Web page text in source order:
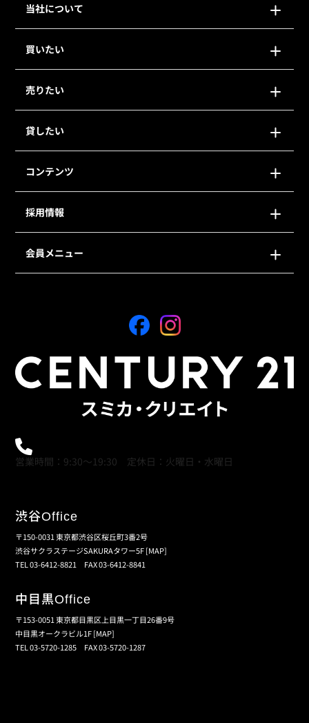
当社について
買いたい
売りたい
貸したい
コンテンツ
採用情報
会員メニュー
営業時間：9:30～19:30 定休日：火曜日・水曜日
渋谷Office
〒150-0031 東京都渋谷区桜丘町3番2号
渋谷サクラステージSAKURAタワー5F[MAP]
TEL 03-6412-8821 FAX 03-6412-8841
中目黒Office
〒153-0051 東京都目黒区上目黒一丁目26番9号
中目黒オークラビル1F[MAP]
TEL 03-5720-1285 FAX 03-5720-1287